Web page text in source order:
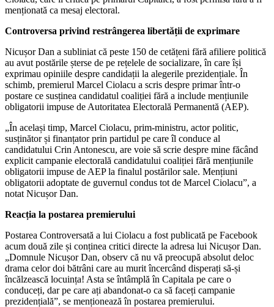
menționată ca mesaj electoral.
Controversa privind restrângerea libertății de exprimare
Nicușor Dan a subliniat că peste 150 de cetățeni fără afiliere politică
au avut postările șterse de pe rețelele de socializare, în care își
exprimau opiniile despre candidații la alegerile prezidențiale. În
schimb, premierul Marcel Ciolacu a scris despre primar într-o
postare ce susținea candidatul coaliției fără a include mențiunile
obligatorii impuse de Autoritatea Electorală Permanentă (AEP).
„În același timp, Marcel Ciolacu, prim-ministru, actor politic,
susținător și finanțator prin partidul pe care îl conduce al
candidatului Crin Antonescu, are voie să scrie despre mine făcând
explicit campanie electorală candidatului coaliției fără mențiunile
obligatorii impuse de AEP la finalul postărilor sale. Mențiuni
obligatorii adoptate de guvernul condus tot de Marcel Ciolacu”, a
notat Nicușor Dan.
Reacția la postarea premierului
Postarea Controversată a lui Ciolacu a fost publicată pe Facebook
acum două zile și conținea critici directe la adresa lui Nicușor Dan.
„Domnule Nicușor Dan, observ că nu vă preocupă absolut deloc
drama celor doi bătrâni care au murit încercând disperați să-și
încălzească locuința! Asta se întâmplă în Capitala pe care o
conduceți, dar pe care ați abandonat-o ca să faceți campanie
prezidențială”, se menționează în postarea premierului.